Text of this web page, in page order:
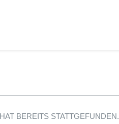
BEREITS STATTGEFUNDEN.